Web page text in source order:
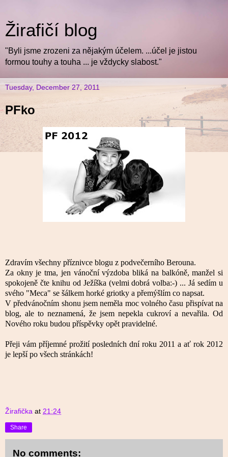
Žirafičí blog
"Byli jsme zrozeni za nějakým účelem. ...účel je jistou
formou touhy a touha ... je vždycky slabost."
Tuesday, December 27, 2011
PFko
Zdravím všechny příznivce blogu z podvečerního Berouna.
Za okny je tma, jen vánoční výzdoba bliká na balkóně, manžel si
spokojeně čte knihu od Ježíška (velmi dobrá volba:-) ... Já sedím u
svého "Meca" se šálkem horké griotky a přemýšlím co napsat.
V předvánočním shonu jsem neměla moc volného času přispívat na
blog, ale to neznamená, že jsem nepekla cukroví a nevařila. Od
Nového roku budou příspěvky opět pravidelné.
Přeji vám příjemné prožití posledních dní roku 2011 a ať rok 2012
je lepší po všech stránkách!
Žirafička at 21:24
Share
No comments: